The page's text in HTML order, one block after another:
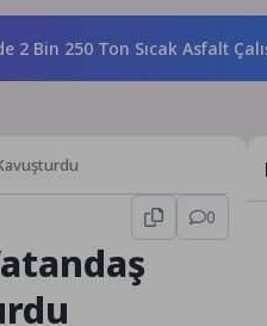
Ton Sıcak Asfalt
0